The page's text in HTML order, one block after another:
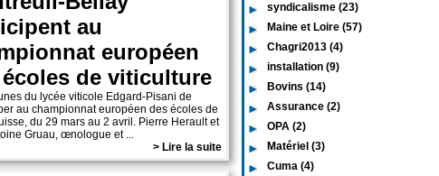
au
européen
de viticulture
du lycée viticole Edgard-Pisani de
au championnat européen des écoles de
du 29 mars au 2 avril. Pierre Herault et
Gruau, œnologue et ...
> Lire la suite
syndicalisme (23)
Maine et Loire (57)
Chagri2013 (4)
installation (9)
Bovins (14)
Assurance (2)
OPA (2)
Matériel (3)
Cuma (4)